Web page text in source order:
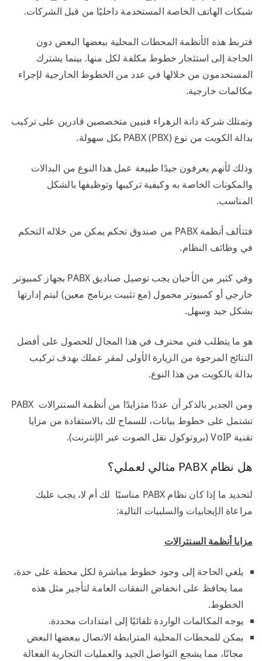
شبكات الهاتف الخاصة المستخدمة داخليًا من قبل الشركات.
فتربط هذه الأنظمة المحطات المحلية ببعضها البعض دون
الحاجة إلى استئجار خطوط مكلفة لكل منها. بينما يشترك
المستخدمون من خلالها في عدد من الخطوط الخارجية لإجراء
مكالمات خارجية.
وتمتلك شركة دانة الزهراء فنيين متخصصين قادرين على تركيب
بدالة الكويت من نوع (PABX (PBX بكل سهولة.
وذلك لأنهم يعرفون جيدًا طبيعة عمل هذا النوع من البدالات
والمكونات الخاصة به وكيفية تركيبها وتوظيفها بالشكل
المناسب.
فتتألف أنظمة PABX من صندوق تحكم يمكن من خلاله التحكم
في وظائف النظام.
وفي كثير من الأحيان يجب توصيل صناديق PABX بجهاز كمبيوتر
خارجي أو كمبيوتر محمول (مع تثبيت برنامج معين) ليتم إدارتها
بشكل جيد وسهل.
هو ما يتطلب فني محترف في هذا المجال للحصول على أفضل
النتائج المرجوة من الزيارة الأولى لمقر عملك بهدف تركيب
بدالة بالكويت من هذا النوع.
ومن الجدير بالذكر أن عددًا متزايدًا من أنظمة السنترالات PABX
تشتمل على خطوط بيانات، للسماح لك بالاستفادة من مزايا
تقنية VoIP (بروتوكول نقل الصوت عبر الإنترنت).
هل نظام PABX مثالي لعملي؟
لتحديد ما إذا كان نظام PABX مناسبًا لك أم لا، يجب عليك
مراعاة الإيجابيات والسلبيات التالية:
مزايا أنظمة السنترالات
يلغي الحاجة إلى وجود خطوط مباشرة لكل محطة على حدة،
مما يحافظ على انخفاض النفقات العامة لتأجير مثل هذه
الخطوط.
يوجه المكالمات الواردة تلقائيًا إلى امتدادات محددة.
يمكن للمحطات المحلية المترابطة الاتصال ببعضها البعض
مجانًا، مما يشجع التواصل الجيد والعمليات التجارية الفعالة